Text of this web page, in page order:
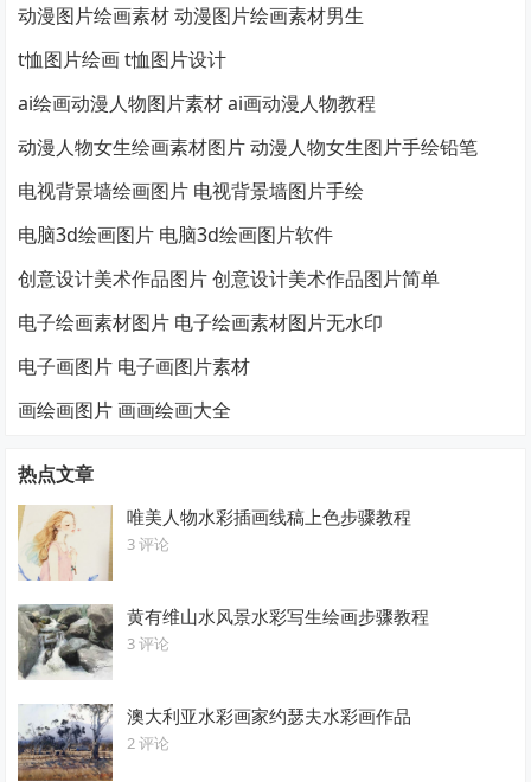
动漫图片绘画素材 动漫图片绘画素材男生
t恤图片绘画 t恤图片设计
ai绘画动漫人物图片素材 ai画动漫人物教程
动漫人物女生绘画素材图片 动漫人物女生图片手绘铅笔
电视背景墙绘画图片 电视背景墙图片手绘
电脑3d绘画图片 电脑3d绘画图片软件
创意设计美术作品图片 创意设计美术作品图片简单
电子绘画素材图片 电子绘画素材图片无水印
电子画图片 电子画图片素材
画绘画图片 画画绘画大全
热点文章
唯美人物水彩插画线稿上色步骤教程
3 评论
黄有维山水风景水彩写生绘画步骤教程
3 评论
澳大利亚水彩画家约瑟夫水彩画作品
2 评论